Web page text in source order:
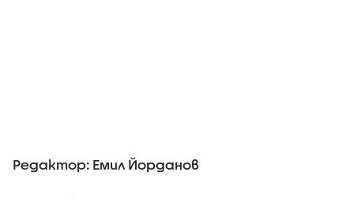
Редактор: Емил Йорданов